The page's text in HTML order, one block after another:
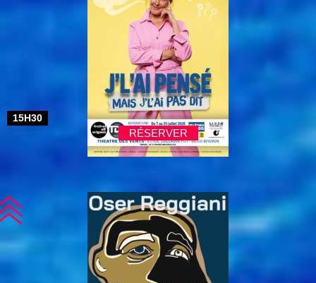
15H30
RÉSERVER